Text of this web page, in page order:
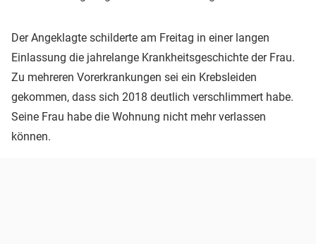
Der Angeklagte schilderte am Freitag in einer langen
Einlassung die jahrelange Krankheitsgeschichte der Frau.
Zu mehreren Vorerkrankungen sei ein Krebsleiden
gekommen, dass sich 2018 deutlich verschlimmert habe.
Seine Frau habe die Wohnung nicht mehr verlassen
können.